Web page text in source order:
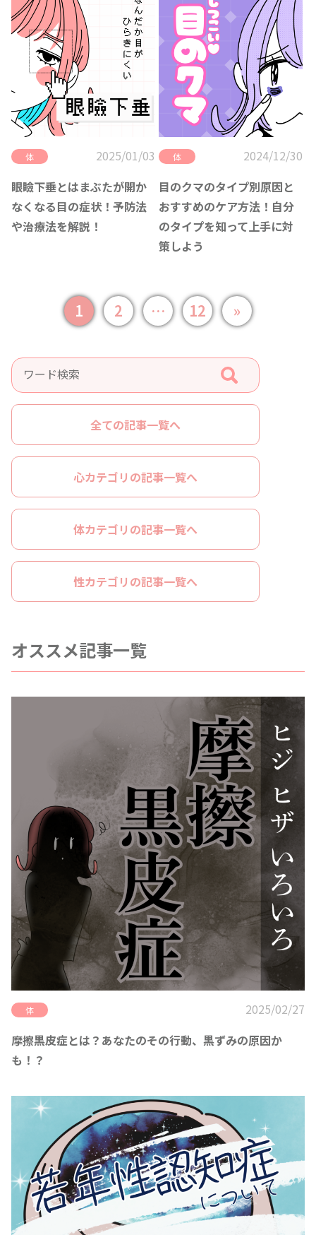
体
2025/01/03
眼瞼下垂とはまぶたが開か
なくなる目の症状！予防法
や治療法を解説！
体
2024/12/30
目のクマのタイプ別原因と
おすすめのケア方法！自分
のタイプを知って上手に対
策しよう
1 2 … 12 »
全ての記事一覧へ
心カテゴリの記事一覧へ
体カテゴリの記事一覧へ
性カテゴリの記事一覧へ
オススメ記事一覧
体
2025/02/27
摩擦黒皮症とは？あなたのその行動、黒ずみの原因か
も！？